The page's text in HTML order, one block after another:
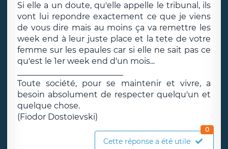
Si elle a un doute, qu'elle appelle le tribunal, ils
vont lui repondre exactement ce que je viens
de vous dire mais au moins ça va remettre les
week end à leur juste place et la tete de votre
femme sur les epaules car si elle ne sait pas ce
qu'est le 1er week end d'un mois...
Toute société, pour se maintenir et vivre, a
besoin absolument de respecter quelqu'un et
quelque chose.
(Fiodor Dostoïevski)
Cette réponse a été utile
0